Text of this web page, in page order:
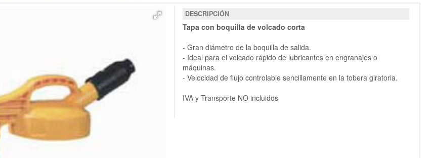
DESCRIPCIÓN
Tapa con boquilla de volcado corta
- Gran diámetro de la boquilla de salida.
- Ideal para el volcado rápido de lubricantes en engranajes o
máquinas.
- Velocidad de flujo controlable sencillamente en la tobera giratoria.
IVA y Transporte NO incluidos